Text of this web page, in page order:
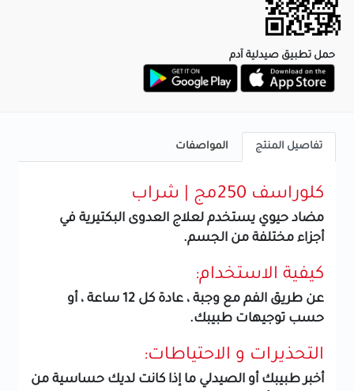
حمل تطبيق صيدلية آدم
تفاصيل المنتج المواصفات
كلوراسف 250مج | شراب
مضاد حيوي يستخدم لعلاج العدوى البكتيرية في
أجزاء مختلفة من الجسم.
كيفية الاستخدام:
عن طريق الفم مع وجبة ، عادة كل 12 ساعة ، أو
حسب توجيهات طبيبك.
التحذيرات و الاحتياطات:
أخبر طبيبك أو الصيدلي ما إذا كانت لديك حساسية من